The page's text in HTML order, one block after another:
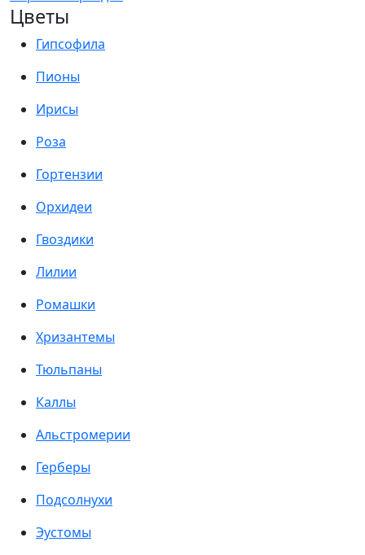
Цветы
Гипсофила
Пионы
Ирисы
Роза
Гортензии
Орхидеи
Гвоздики
Лилии
Ромашки
Хризантемы
Тюльпаны
Каллы
Альстромерии
Герберы
Подсолнухи
Эустомы